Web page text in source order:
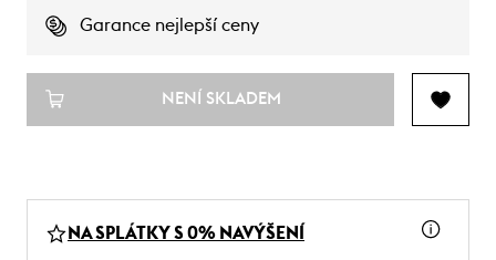
Garance nejlepší ceny
NENÍ SKLADEM
NA SPLÁTKY S 0% NAVÝŠENÍ